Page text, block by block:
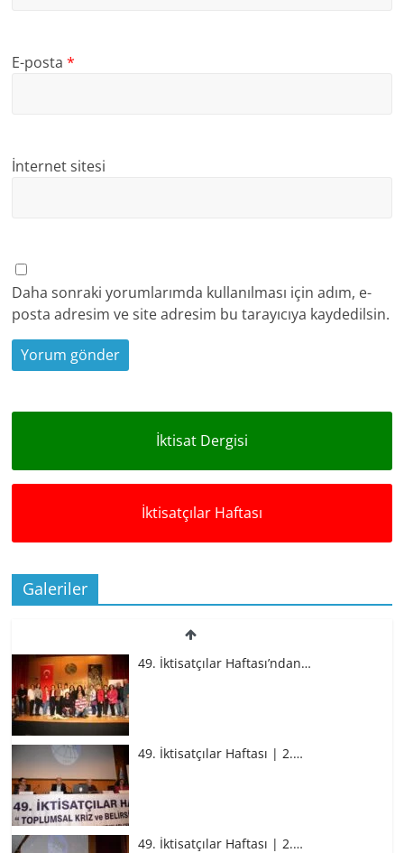
E-posta*
İnternet sitesi
Daha sonraki yorumlarımda kullanılması için adım, e-
posta adresim ve site adresim bu tarayıcıya kaydedilsin.
İktisat Dergisi
İktisatçılar Haftası
Galeriler
49. İktisatçılar Haftası’ndan…
49. İktisatçılar Haftası | 2.…
49. İktisatçılar Haftası | 2.…